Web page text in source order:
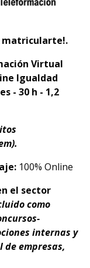
matricularte!.
Virtual
Igualdad
- 30 h - 1,2
100% Online
el sector
como
internas y
de empresas,